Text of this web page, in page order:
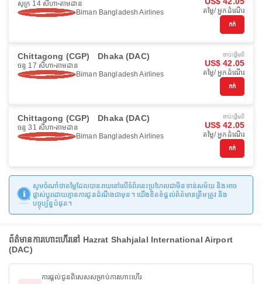
សុក្រ 14 សីហា តាមដាន
Biman Bangladesh Airlines
តម្លៃ/ អ្នកដំណើរ
កក់
Chittagong (CGP) Dhaka (DAC)
ចន្ទ 17 សីហា តាមដាន
Biman Bangladesh Airlines
ចាប់ផ្ដើមពី
US$ 42.05
តម្លៃ/ អ្នកដំណើរ
កក់
Chittagong (CGP) Dhaka (DAC)
ចន្ទ 31 សីហា តាមដាន
Biman Bangladesh Airlines
ចាប់ផ្ដើមពី
US$ 42.05
តម្លៃ/ អ្នកដំណើរ
កក់
សូមចំណាំថាតម្លៃដែលបានរាយនៅលើទំព័រនេះប្រហែលជាមិនទាន់សម័យ និងអាច
ផ្លាស់ប្តូរដោយគ្មានការជូនដំណឹងជាមុន។ យើងខិតខំផ្តល់ព័ត៌មានត្រឹមត្រូវ និង
បច្ចុប្បន្នបំផុត។
ព័ត៌មានការហោះហើរ​នៅ Hazrat Shahjalal International Airport
(DAC)
ការផ្តល់ជូនពិសេសសម្រាប់ការហោះហើរ